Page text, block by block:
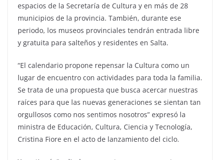
espacios de la Secretaría de Cultura y en más de 28
municipios de la provincia. También, durante ese
periodo, los museos provinciales tendrán entrada libre
y gratuita para salteños y residentes en Salta.
“El calendario propone repensar la Cultura como un
lugar de encuentro con actividades para toda la familia.
Se trata de una propuesta que busca acercar nuestras
raíces para que las nuevas generaciones se sientan tan
orgullosos como nos sentimos nosotros” expresó la
ministra de Educación, Cultura, Ciencia y Tecnología,
Cristina Fiore en el acto de lanzamiento del ciclo.